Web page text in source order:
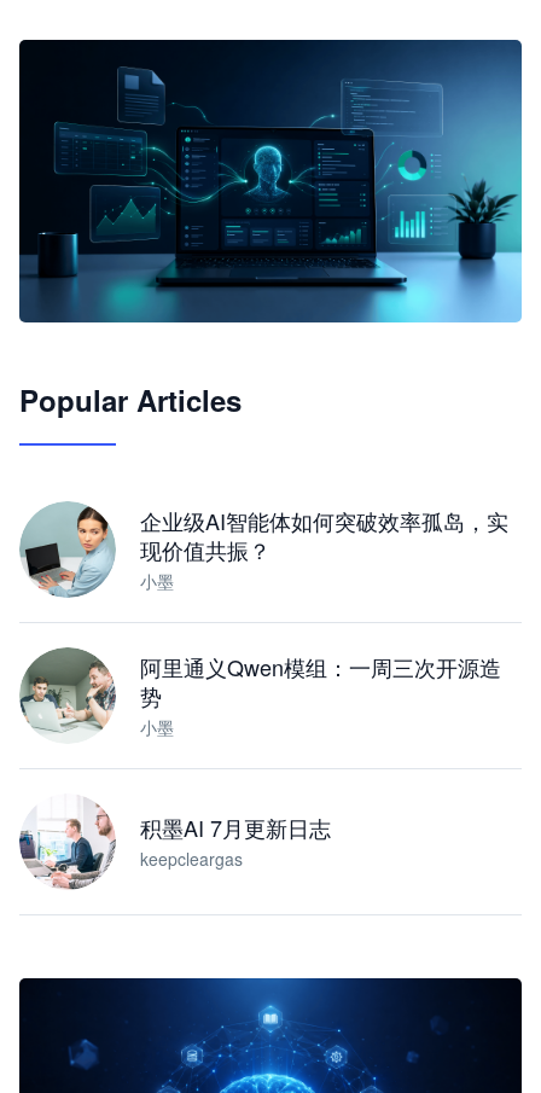
JimoClaw 桌面 AI Agent 工作台
Popular Articles
企业级AI智能体如何突破效率孤岛，实
现价值共振？
小墨
阿里通义Qwen模组：一周三次开源造
势
小墨
积墨AI 7月更新日志
keepcleargas